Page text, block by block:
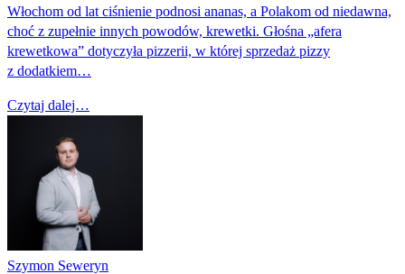
Włochom od lat ciśnienie podnosi ananas, a Polakom od niedawna,
choć z zupełnie innych powodów, krewetki. Głośna „afera
krewetkowa” dotyczyła pizzerii, w której sprzedaż pizzy
z dodatkiem…
Czytaj dalej…
Szymon Seweryn